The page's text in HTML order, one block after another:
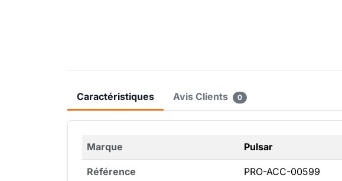
Caractéristiques Avis Clients 0
Marque Pulsar
Référence PRO-ACC-00599